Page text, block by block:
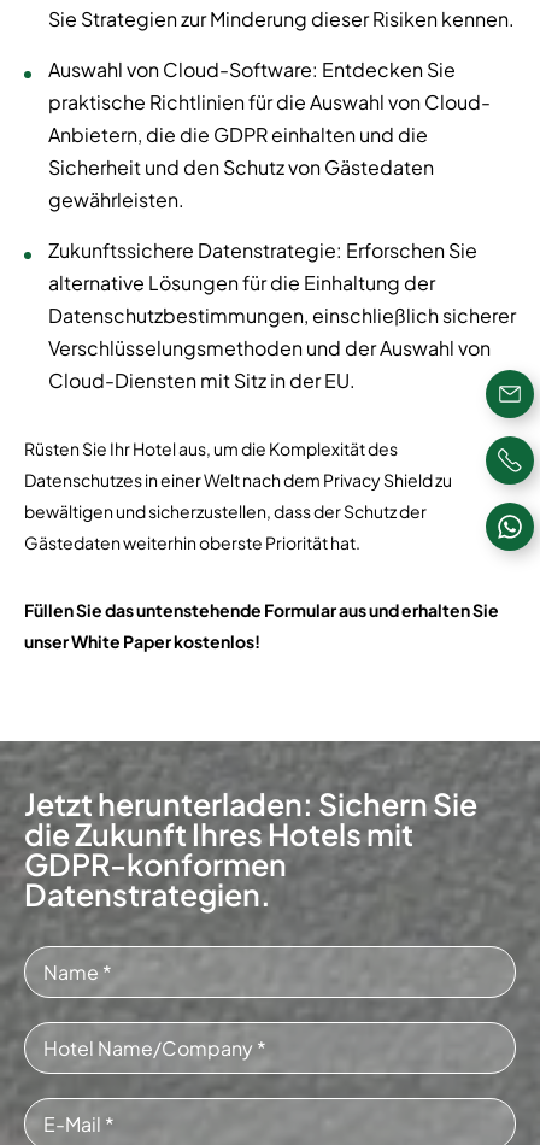
Sie Strategien zur Minderung dieser Risiken kennen.
Auswahl von Cloud-Software: Entdecken Sie
praktische Richtlinien für die Auswahl von Cloud-
Anbietern, die die GDPR einhalten und die
Sicherheit und den Schutz von Gästedaten
gewährleisten.
Zukunftssichere Datenstrategie: Erforschen Sie
alternative Lösungen für die Einhaltung der
Datenschutzbestimmungen, einschließlich sicherer
Verschlüsselungsmethoden und der Auswahl von
Cloud-Diensten mit Sitz in der EU.
Rüsten Sie Ihr Hotel aus, um die Komplexität des
Datenschutzes in einer Welt nach dem Privacy Shield zu
bewältigen und sicherzustellen, dass der Schutz der
Gästedaten weiterhin oberste Priorität hat.
Füllen Sie das untenstehende Formular aus und erhalten Sie
unser White Paper kostenlos!
Jetzt herunterladen: Sichern Sie
die Zukunft Ihres Hotels mit
GDPR-konformen
Datenstrategien.